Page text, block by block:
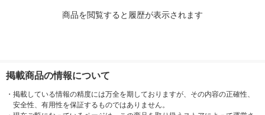
商品を閲覧すると履歴が表示されます
掲載商品の情報について
・ 掲載している情報の精度には万全を期しておりますが、その内容の正確性、
安全性、有用性を保証するものではありません。